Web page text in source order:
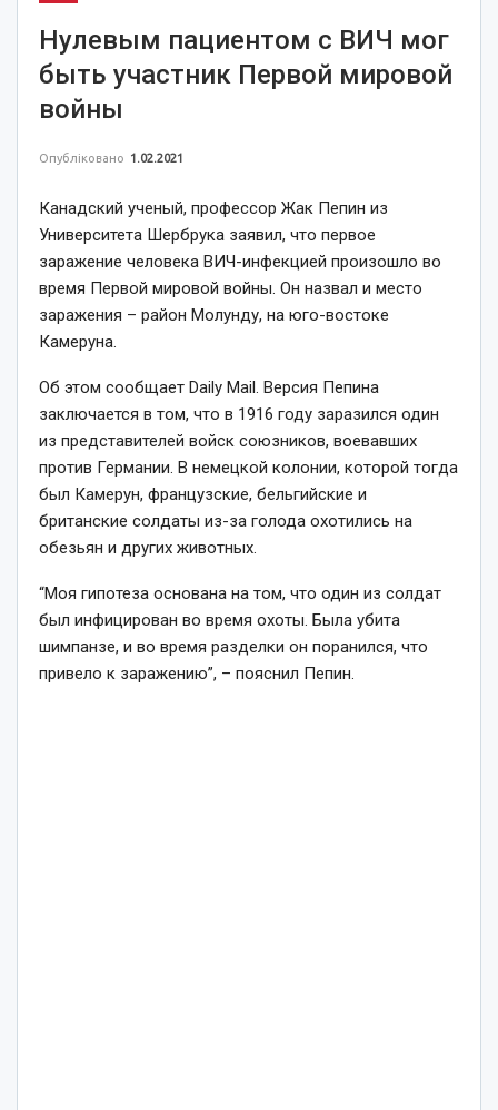
Нулевым пациентом с ВИЧ мог
быть участник Первой мировой
войны
Опубліковано 1.02.2021
Канадский ученый, профессор Жак Пепин из
Университета Шербрука заявил, что первое
заражение человека ВИЧ-инфекцией произошло во
время Первой мировой войны. Он назвал и место
заражения – район Молунду, на юго-востоке
Камеруна.
Об этом сообщает Daily Mail. Версия Пепина
заключается в том, что в 1916 году заразился один
из представителей войск союзников, воевавших
против Германии. В немецкой колонии, которой тогда
был Камерун, французские, бельгийские и
британские солдаты из-за голода охотились на
обезьян и других животных.
“Моя гипотеза основана на том, что один из солдат
был инфицирован во время охоты. Была убита
шимпанзе, и во время разделки он поранился, что
привело к заражению”, – пояснил Пепин.